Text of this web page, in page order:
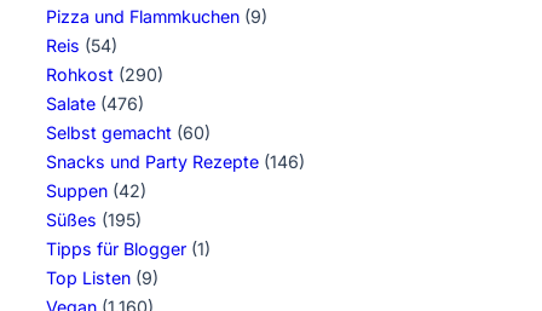
Pizza und Flammkuchen (9)
Reis (54)
Rohkost (290)
Salate (476)
Selbst gemacht (60)
Snacks und Party Rezepte (146)
Suppen (42)
Süßes (195)
Tipps für Blogger (1)
Top Listen (9)
Vegan (1.160)